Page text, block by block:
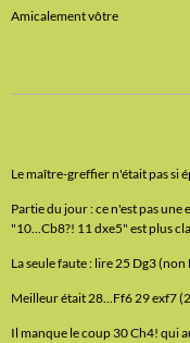
Amicalement vôtre
Le maître-greffier n'était pas si
Partie du jour : ce n'est pas
"10...Cb8?! 11 dxe5" est plus
La seule faute : lire 25 Dg3 (non
Meilleur était 28...Ff6 29 exf7
Il manque le coup 30 Ch4! qui